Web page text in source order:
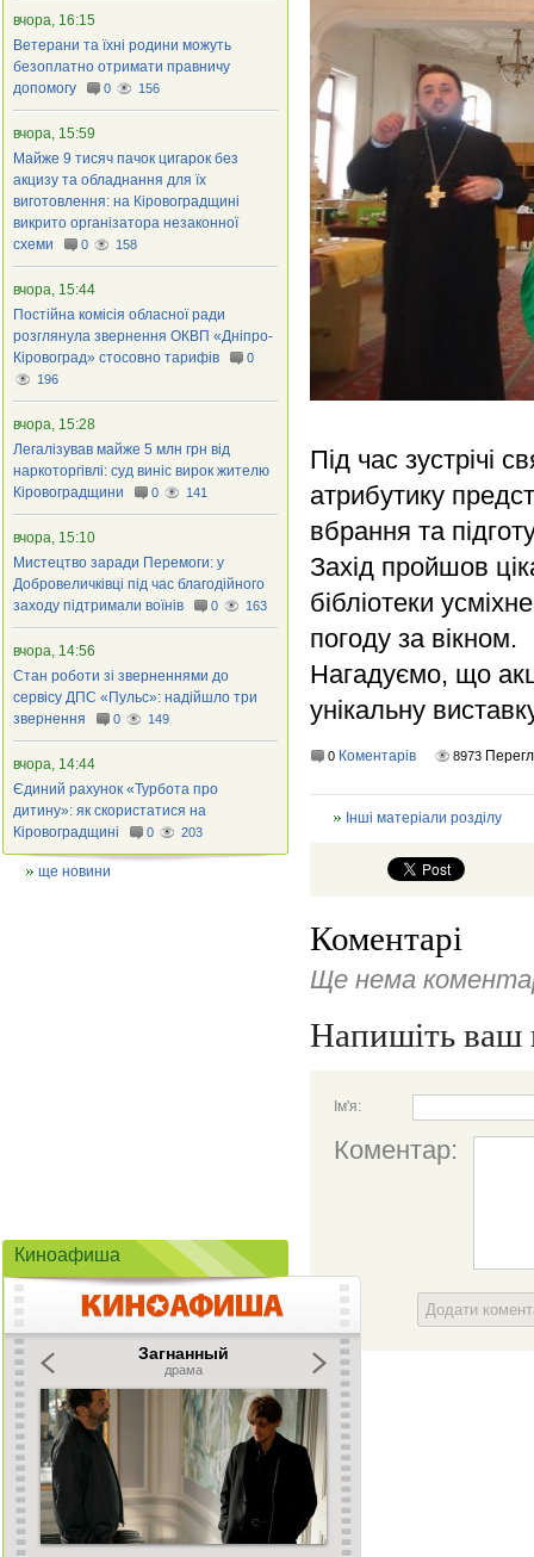
Під час зустрічі
атрибутику
вбрання та
Захід пройшов
бібліотеки
погоду за вікном.
Нагадуємо, що
унікальну
0 Коментарів 8973
Інші матеріали розділу
Коментарі
Ще нема
Напишіть ваш
Ім'я:
Коментар:
Додати
вчора, 16:15
Ветерани та їхні родини можуть
безоплатно отримати правничу
допомогу
0 156
вчора, 15:59
Майже 9 тисяч пачок цигарок без
акцизу та обладнання для їх
виготовлення: на Кіровоградщині
викрито організатора незаконної
схеми
0 158
вчора, 15:44
Постійна комісія обласної ради
розглянула звернення ОКВП «Дніпро-
Кіровоград» стосовно тарифів
0
196
вчора, 15:28
Легалізував майже 5 млн грн від
наркоторгівлі: суд виніс вирок жителю
Кіровоградщини
0 141
вчора, 15:10
Мистецтво заради Перемоги: у
Добровеличківці під час благодійного
заходу підтримали воїнів
0 163
вчора, 14:56
Стан роботи зі зверненнями до
сервісу ДПС «Пульс»: надійшло три
звернення
0 149
вчора, 14:44
Єдиний рахунок «Турбота про
дитину»: як скористатися на
Кіровоградщині
0 203
ще новини
Киноафиша